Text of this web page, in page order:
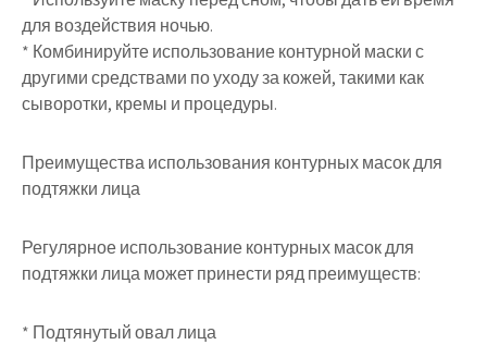
для воздействия ночью.
* Комбинируйте использование контурной маски с
другими средствами по уходу за кожей, такими как
сыворотки, кремы и процедуры.
Преимущества использования контурных масок для
подтяжки лица
Регулярное использование контурных масок для
подтяжки лица может принести ряд преимуществ:
* Подтянутый овал лица